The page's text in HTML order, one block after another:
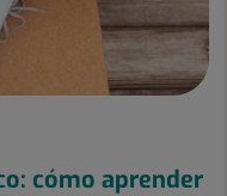
cómo aprender